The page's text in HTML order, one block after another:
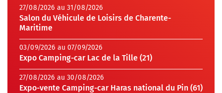
27/08/2026 au 31/08/2026
Salon du Véhicule de Loisirs de Charente-
Maritime
03/09/2026 au 07/09/2026
Expo Camping-car Lac de la Tille (21)
27/08/2026 au 30/08/2026
Expo-vente Camping-car Haras national du Pin (61)